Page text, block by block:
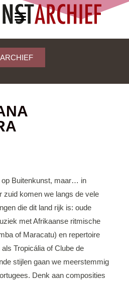
ARCHIEF
op Buitenkunst, maar… in
zuid komen we langs de vele
die dit land rijk is: oude
met Afrikaanse ritmische
of Maracatu) en repertoire
Tropicália of Clube de
stijlen gaan we meerstemmig
Denk aan composities